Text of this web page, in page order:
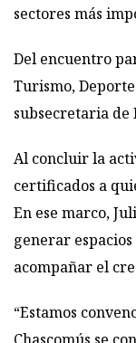
sectores más
Del encuentro
Turismo,
subsecretaria de
Al concluir la
certificados a
En ese marco,
generar
acompañar el
“Estamos